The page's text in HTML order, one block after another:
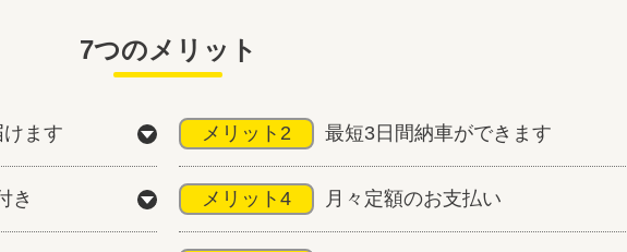
7つのメリット
ます メリット2 最短3日間納車ができます
き メリット4 月々定額のお支払い